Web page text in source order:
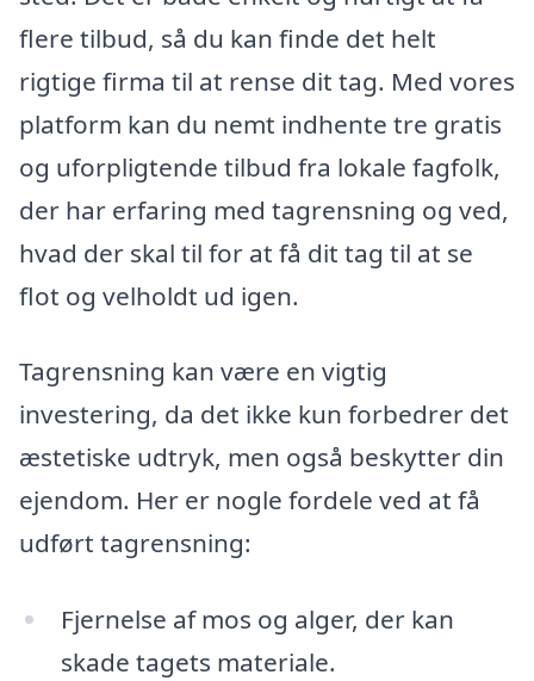
flere tilbud, så du kan finde det helt
rigtige firma til at rense dit tag. Med vores
platform kan du nemt indhente tre gratis
og uforpligtende tilbud fra lokale fagfolk,
der har erfaring med tagrensning og ved,
hvad der skal til for at få dit tag til at se
flot og velholdt ud igen.
Tagrensning kan være en vigtig
investering, da det ikke kun forbedrer det
æstetiske udtryk, men også beskytter din
ejendom. Her er nogle fordele ved at få
udført tagrensning:
Fjernelse af mos og alger, der kan
skade tagets materiale.